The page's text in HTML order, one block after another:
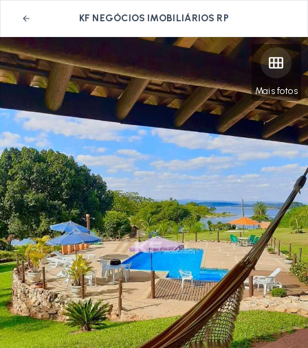
KF NEGÓCIOS IMOBILIÁRIOS RP
Mais fotos